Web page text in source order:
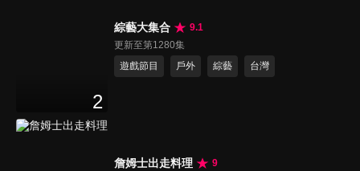
2
綜藝大集合
9.1
更新至第1280集
遊戲節目
戶外 綜藝 台灣
詹姆士出走料理
9